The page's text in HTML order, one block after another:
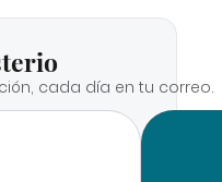
cada día en tu correo.